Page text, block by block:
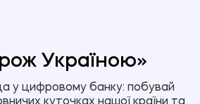
Україною»
у цифровому банку: побувай